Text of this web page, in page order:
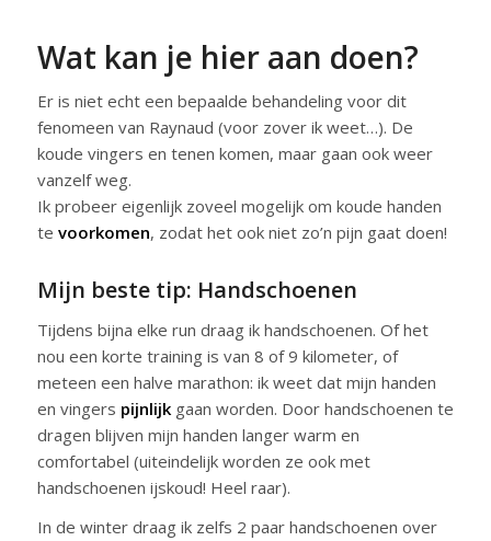
Wat kan je hier aan doen?
Er is niet echt een bepaalde behandeling voor dit
fenomeen van Raynaud (voor zover ik weet…). De
koude vingers en tenen komen, maar gaan ook weer
vanzelf weg.
Ik probeer eigenlijk zoveel mogelijk om koude handen
te voorkomen, zodat het ook niet zo’n pijn gaat doen!
Mijn beste tip: Handschoenen
Tijdens bijna elke run draag ik handschoenen. Of het
nou een korte training is van 8 of 9 kilometer, of
meteen een halve marathon: ik weet dat mijn handen
en vingers pijnlijkgaan worden. Door handschoenen te
dragen blijven mijn handen langer warm en
comfortabel (uiteindelijk worden ze ook met
handschoenen ijskoud! Heel raar).
In de winter draag ik zelfs 2 paar handschoenen over